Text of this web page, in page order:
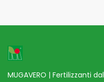
MUGAVERO | Fertilizzanti dal